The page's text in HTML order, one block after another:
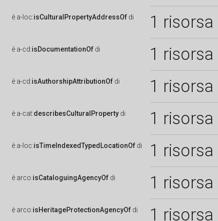
è a-loc:isCulturalPropertyAddressOf di 1 risorsa
è a-cd:isDocumentationOf di 1 risorsa
è a-cd:isAuthorshipAttributionOf di 1 risorsa
è a-cat:describesCulturalProperty di 1 risorsa
è a-loc:isTimeIndexedTypedLocationOf di 1 risorsa
è arco:isCataloguingAgencyOf di 1 risorsa
è arco:isHeritageProtectionAgencyOf di 1 risorsa